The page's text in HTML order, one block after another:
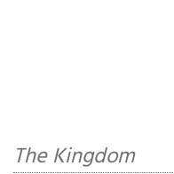
The Kingdom